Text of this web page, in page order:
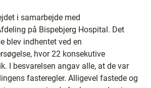
i samarbejde med
på Bispebjerg Hospital. Det
blev indhentet ved en
hvor 22 konsekutive
I besvarelsen angav alle, at de var
fasteregler. Alligevel fastede og